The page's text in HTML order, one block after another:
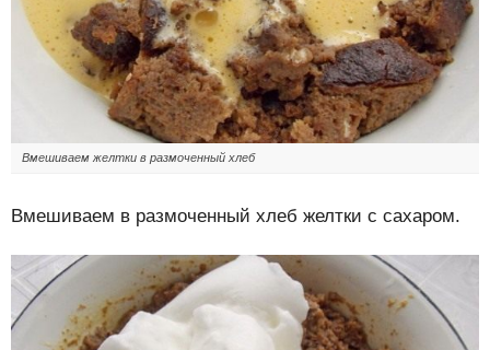
Вмешиваем желтки в размоченный хлеб
Вмешиваем в размоченный хлеб желтки с сахаром.